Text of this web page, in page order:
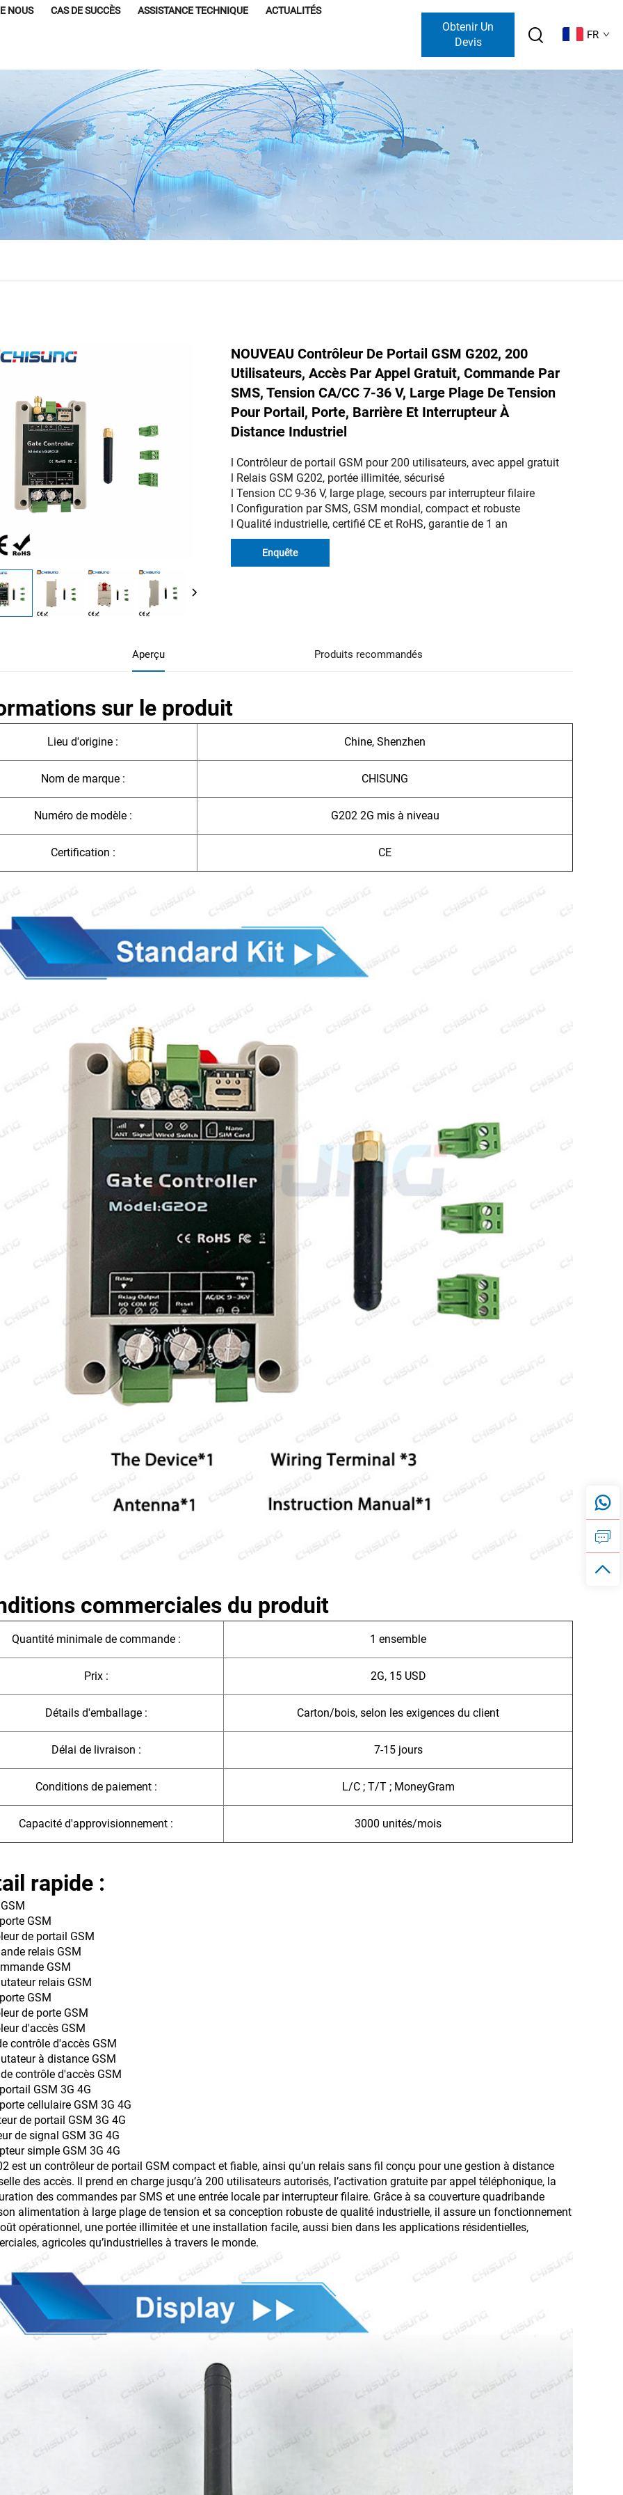
NOUS CAS DE SUCCÈS ASSISTANCE TECHNIQUE ACTUALITÉS
Obtenir Un
Devis
FR
NOUVEAU Contrôleur De Portail GSM G202, 200
Utilisateurs, Accès Par Appel Gratuit, Commande Par
SMS, Tension CA/CC 7-36 V, Large Plage De Tension
Pour Portail, Porte, Barrière Et Interrupteur À
Distance Industriel
l Contrôleur de portail GSM pour 200 utilisateurs, avec appel gratuit
l Relais GSM G202, portée illimitée, sécurisé
l Tension CC 9-36 V, large plage, secours par interrupteur filaire
l Configuration par SMS, GSM mondial, compact et robuste
l Qualité industrielle, certifié CE et RoHS, garantie de 1 an
Enquête
Aperçu Produits recommandés
sur le produit
Lieu d'origine : Chine, Shenzhen
Nom de marque : CHISUNG
Numéro de modèle : G202 2G mis à niveau
Certification : CE
commerciales du produit
Quantité minimale de commande : 1 ensemble
Prix : 2G, 15 USD
Détails d'emballage : Carton/bois, selon les exigences du client
Délai de livraison : 7-15 jours
Conditions de paiement : L/C ; T/T ; MoneyGram
Capacité d'approvisionnement : 3000 unités/mois
rapide :
GSM
de portail GSM
relais GSM
GSM
relais GSM
GSM
de porte GSM
d'accès GSM
contrôle d'accès GSM
à distance GSM
contrôle d'accès GSM
GSM 3G 4G
cellulaire GSM 3G 4G
de portail GSM 3G 4G
de signal GSM 3G 4G
simple GSM 3G 4G
est un contrôleur de portail GSM compact et fiable, ainsi qu’un relais sans fil conçu pour une gestion à distance
des accès. Il prend en charge jusqu’à 200 utilisateurs autorisés, l’activation gratuite par appel téléphonique, la
des commandes par SMS et une entrée locale par interrupteur filaire. Grâce à sa couverture quadribande
alimentation à large plage de tension et sa conception robuste de qualité industrielle, il assure un fonctionnement
opérationnel, une portée illimitée et une installation facile, aussi bien dans les applications résidentielles,
agricoles qu’industrielles à travers le monde.